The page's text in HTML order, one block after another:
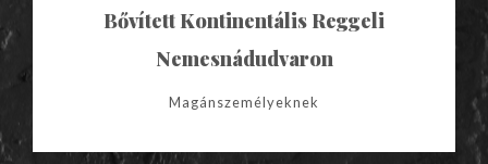
Bővített Kontinentális Reggeli
Nemesnádudvaron
Magánszemélyeknek